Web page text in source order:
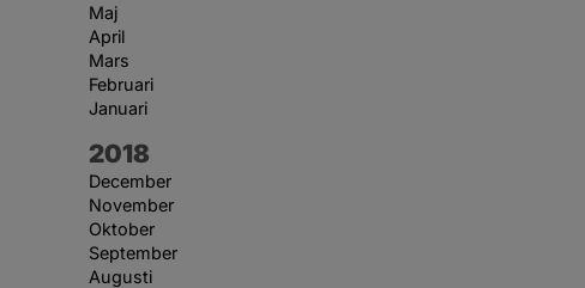
Maj
April
Mars
Februari
Januari
År:
2018
December
November
Oktober
September
Augusti